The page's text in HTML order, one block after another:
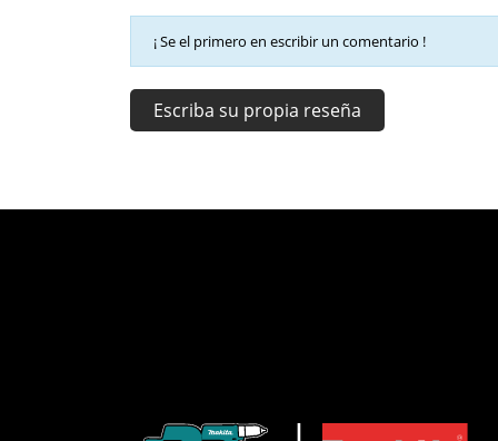
¡ Se el primero en escribir un comentario !
Escriba su propia reseña